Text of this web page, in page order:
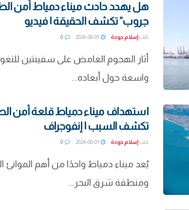
هل يهدد حادث ميناء دمياط أمن
جروب” تكشف الحقيقة | فيديو
كتب إسلام جودة 0
أثار الهجوم الغامض على سفينتين
واسعة حول أبعاده...
استهداف ميناء دمياط قلعة أمن
تكشف السبب | إنفوجراف
كتب إسلام جودة 0
يُعد ميناء دمياط واحدًا من أهم الموانئ
ومنطقة شرق البحر...